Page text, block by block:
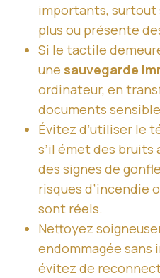
importants, surtout
plus ou présente
Si le tactile
une sauvegarde
ordinateur, en
documents
Évitez d’utiliser le
s’il émet des bruits
des signes de
risques d’incendie
sont réels.
Nettoyez
endommagée sans
évitez de